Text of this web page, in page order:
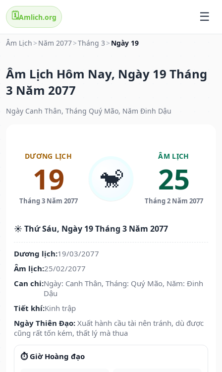
🗓️Amlich.org
Âm Lịch > Năm 2077>Tháng 3 > Ngày 19
Âm Lịch Hôm Nay, Ngày 19 Tháng
3 Năm 2077
Ngày Canh Thân, Tháng Quý Mão, Năm Đinh Dậu
DƯƠNG LỊCH
19
Tháng 3 Năm 2077
🐒
ÂM LỊCH
25
Tháng 2 Năm 2077
☀️ Thứ Sáu, Ngày 19 Tháng 3 Năm 2077
Dương lịch:19/03/2077
Âm lịch:25/02/2077
Can chi:Ngày: Canh Thân, Tháng: Quý Mão, Năm: Đinh
Dậu
Tiết khí:Kinh trập
Ngày Thiên Đạo: Xuất hành cầu tài nên tránh, dù được
cũng rất tốn kém, thất lý mà thua
⏱️ Giờ Hoàng đạo